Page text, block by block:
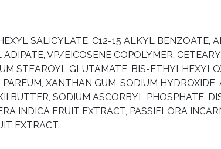
SALICYLATE, C12-15 ALKYL BENZOATE,
VP/EICOSENE COPOLYMER,
STEAROYL GLUTAMATE, BIS-
XANTHAN GUM, SODIUM
BUTTER, SODIUM ASCORBYL PHOSPHATE,
INDICA FRUIT EXTRACT, PASSIFLORA
EXTRACT.